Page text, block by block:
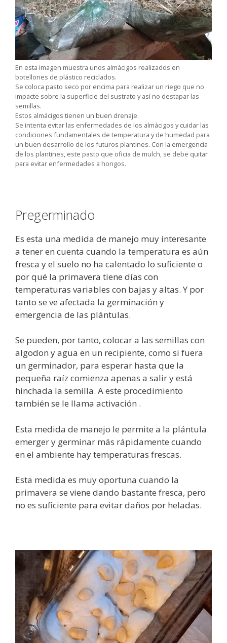
En esta imagen muestra unos almácigos realizados en
botellones de plástico reciclados.
Se coloca pasto seco por encima para realizar un riego que no
impacte sobre la superficie del sustrato y así no destapar las
semillas.
Estos almácigos tienen un buen drenaje.
Se intenta evitar las enfermedades de los almácigos y cuidar las
condiciones fundamentales de temperatura y de humedad para
un buen desarrollo de los futuros plantines. Con la emergencia
de los plantines, este pasto que oficia de mulch, se debe quitar
para evitar enfermedades a hongos.
Pregerminado
Es esta una medida de manejo muy interesante
a tener en cuenta cuando la temperatura es aún
fresca y el suelo no ha calentado lo suficiente o
por qué la primavera tiene días con
temperaturas variables con bajas y altas. Y por
tanto se ve afectada la germinación y
emergencia de las plántulas.
Se pueden, por tanto, colocar a las semillas con
algodon y agua en un recipiente, como si fuera
un germinador, para esperar hasta que la
pequeña raíz comienza apenas a salir y está
hinchada la semilla. A este procedimiento
también se le llama activación .
Esta medida de manejo le permite a la plántula
emerger y germinar más rápidamente cuando
en el ambiente hay temperaturas frescas.
Esta medida es muy oportuna cuando la
primavera se viene dando bastante fresca, pero
no es suficiente para evitar daños por heladas.